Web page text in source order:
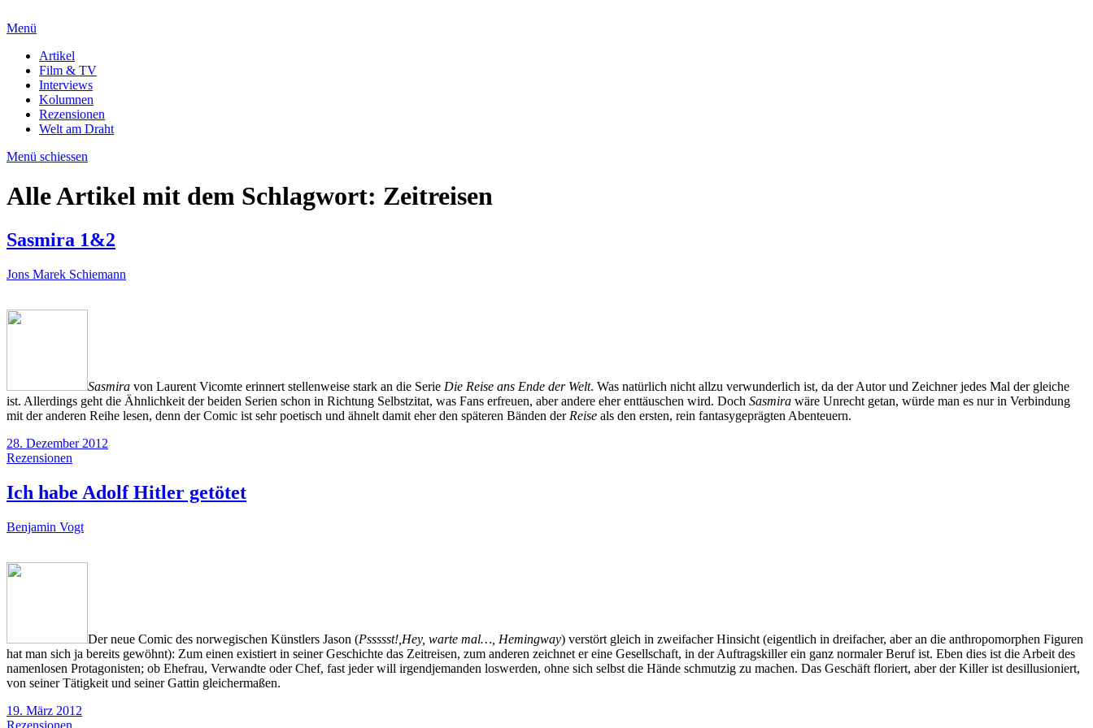
Menü
Artikel
Film & TV
Interviews
Kolumnen
Rezensionen
Welt am Draht
Menü schiessen
Alle Artikel mit dem Schlagwort: Zeitreisen
Sasmira 1&2
Jons Marek Schiemann
Sasmira von Laurent Vicomte erinnert stellenweise stark an die Serie Die Reise ans Ende der Welt. Was natürlich nicht allzu verwunderlich ist, da der Autor und Zeichner jedes Mal der gleiche
ist. Allerdings geht die Ähnlichkeit der beiden Serien schon in Richtung Selbstzitat, was Fans erfreuen, aber andere eher enttäuschen wird. Doch Sasmira wäre Unrecht getan, würde man es nur in Verbindung
mit der anderen Reihe lesen, denn der Comic ist sehr poetisch und ähnelt damit eher den späteren Bänden der Reise als den ersten, rein fantasygeprägten Abenteuern.
28. Dezember 2012
Rezensionen
Ich habe Adolf Hitler getötet
Benjamin Vogt
Der neue Comic des norwegischen Künstlers Jason (Pssssst!,Hey, warte mal…, Hemingway) verstört gleich in zweifacher Hinsicht (eigentlich in dreifacher, aber an die anthropomorphen Figuren
hat man sich ja bereits gewöhnt): Zum einen existiert in seiner Geschichte das Zeitreisen, zum anderen zeichnet er eine Gesellschaft, in der Auftragskiller ein ganz normaler Beruf ist. Eben dies ist die Arbeit des
namenlosen Protagonisten; ob Ehefrau, Verwandte oder Chef, fast jeder will irgendjemanden loswerden, ohne sich selbst die Hände schmutzig zu machen. Das Geschäft floriert, aber der Killer ist desillusioniert,
von seiner Tätigkeit und seiner Gattin gleichermaßen.
19. März 2012
Rezensionen